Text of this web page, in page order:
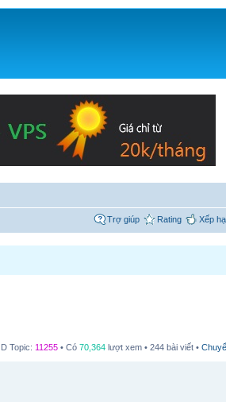
Trợ giúp Rating Xếp
ID Topic: 11255 • Có 70,364 lượt xem • 244 bài viết •